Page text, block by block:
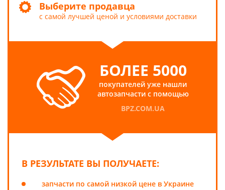
Выберите продавца
с самой лучшей ценой и условиями доставки
БОЛЕЕ 5000
покупателей уже нашли
автозапчасти с помощью
BPZ.COM.UA
В РЕЗУЛЬТАТЕ ВЫ ПОЛУЧАЕТЕ:
запчасти по самой низкой цене в Украине